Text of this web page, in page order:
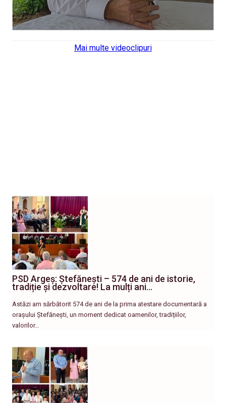
Mai multe videoclipuri
PSD Argeș: Ștefănești – 574 de ani de istorie,
tradiție și dezvoltare! La mulți ani…
Astăzi am sărbătorit 574 de ani de la prima atestare documentară a
orașului Ștefănești, un moment dedicat oamenilor, tradițiilor,
valorilor…